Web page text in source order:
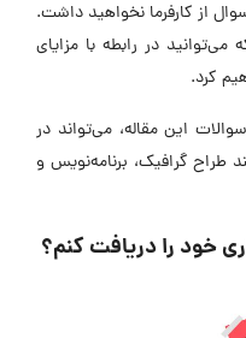
از کارفرما نخواهید داشت.
در رابطه با مزایای
کرد.
این مقاله، می‌تواند در
گرافیک، برنامه‌نویس و
خود را دریافت کنم؟